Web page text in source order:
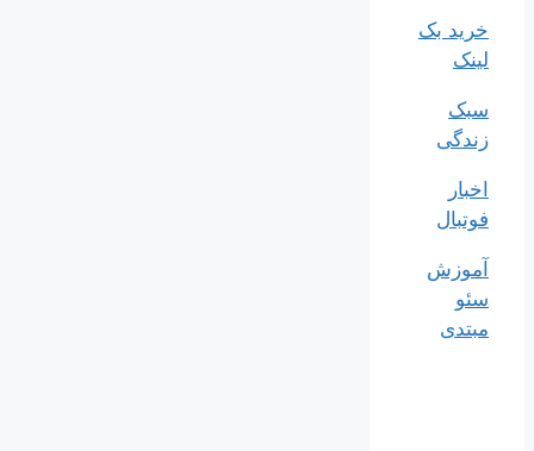
خرید بک
لینک
سبک
زندگی
اخبار
فوتبال
آموزش
سئو
مبتدی